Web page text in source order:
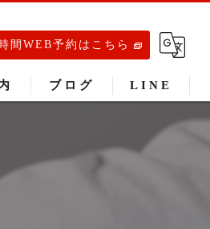
間WEB予約はこちら
ブログ LINE